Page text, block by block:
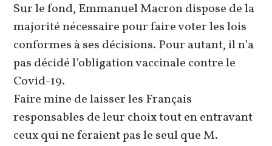
Sur le fond, Emmanuel Macron dispose de la
majorité nécessaire pour faire voter les lois
conformes à ses décisions. Pour autant, il n’a
pas décidé l’obligation vaccinale contre le
Covid-19.
Faire mine de laisser les Français
responsables de leur choix tout en entravant
ceux qui ne feraient pas le seul que M.